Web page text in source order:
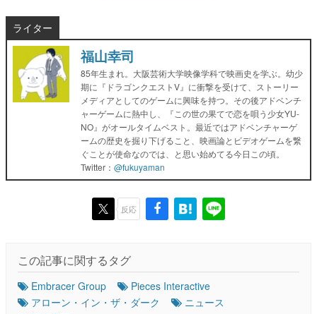
ライター
福山幸司
85年生まれ。大阪芸術大学映像学科で映画史を学ぶ。幼少
期に『ドラゴンクエストV』に衝撃を受けて、ストーリー
メディアとしてのゲームに興味を持つ。その後アドベンチ
ャーゲームに熱中し、『この世の果てで恋を唄う少女YU-
NO』がオールタイムベスト。最近ではアドベンチャーゲ
ームの歴史を掘り下げること、映画論とビデオゲームを繋
ぐことが使命なのでは、と思い始めてる今日この頃。
Twitter： @fukuyaman
反応
この記事に関するタグ
Embracer Group
Pieces Interactive
アローン・イン・ザ・ダーク
ニュース